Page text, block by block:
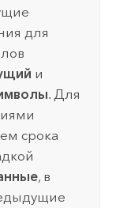
для
и
. Для
срока
, в